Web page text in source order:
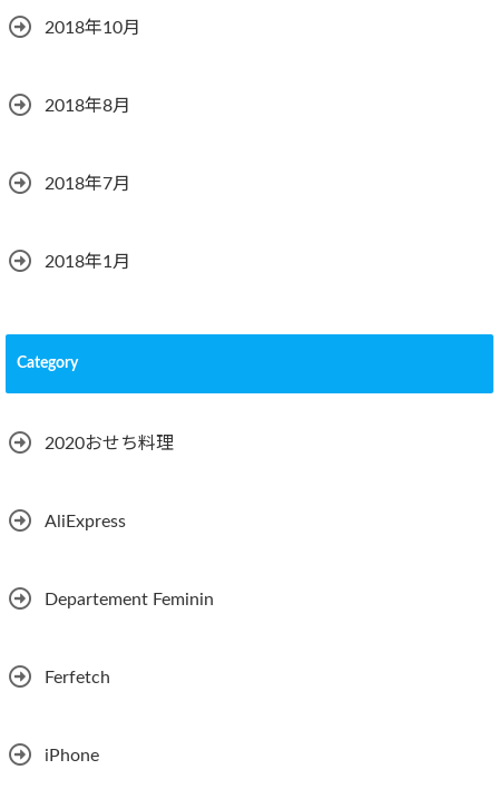
2018年10月
2018年8月
2018年7月
2018年1月
Category
2020おせち料理
AliExpress
Departement Feminin
Ferfetch
iPhone